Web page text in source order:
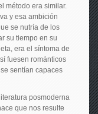
método era similar.
y esa ambición
se nutría de los
su tiempo en su
era el síntoma de
fuesen románticos
sentían capaces
posmoderna
que nos resulte